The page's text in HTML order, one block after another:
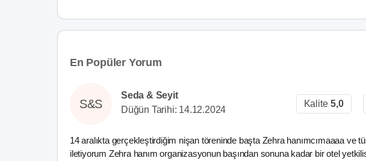
En Popüler Yorum
S&S
Seda & Seyit
Düğün Tarihi: 14.12.2024
Kalite 5,0
14 aralıkta gerçekleştirdiğim nişan töreninde başta Zehra hanımcımaaaa ve
iletiyorum Zehra hanım organizasyonun başından sonuna kadar bir otel